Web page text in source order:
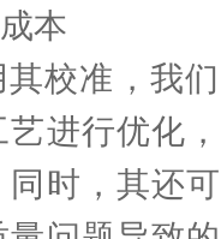
本
准，我们
进行优化
时，其还